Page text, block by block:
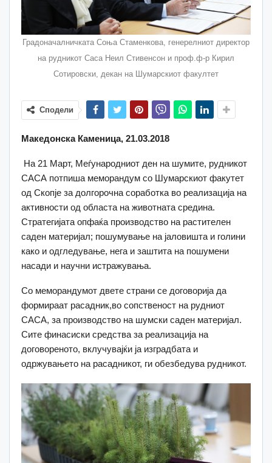
Градоначалничката Соња Стаменкова, генерелниот директор
на рудникот Саса Неил Стивенсон и проф.ф-р Кирил
Сотировски, декан на Шумарскиот факултет
Сподели
Македонска Каменица, 21.03.2018
На 21 Март, Меѓународниот ден на шумите, рудникот
САСА потпиша меморандум со Шумарскиот факутет
од Скопје за долгорочна соработка во реализација на
активности од областа на животната средина.
Стратегијата опфаќа производство на растителен
саден материјал; пошумување на јаловишта и голини
како и одгледување, нега и заштита на пошумени
насади и научни истражувања.
Со меморандумот двете страни се договорија да
формираат расадник,во сопственост на рудниот
САСА, за производство на шумски саден материјал.
Сите финасиски средства за реализација на
договореното, вклучувајќи ја изградбата и
одржувањето на расадникот, ги обезбедува рудникот.